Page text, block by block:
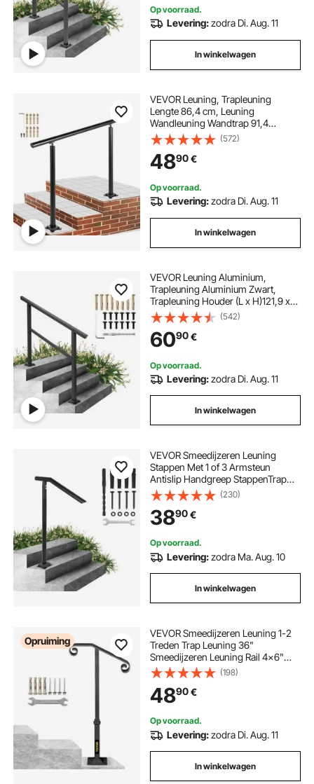
Op voorraad.
Levering:zodra Di. Aug. 11
In winkelwagen
VEVOR Leuning, Trapleuning
Lengte 86,4 cm, Leuning
Wandleuning Wandtrap 91,4
cm,Trapleuning Hoogte, Roestvrij
Staal met Metalen Pluggen, Banister
Rail Support Kit Gepolijst RVS Voor
Binnen en Buiten
(572)
4890€
Op voorraad.
Levering:zodra Di. Aug. 11
In winkelwagen
VEVOR Leuning Aluminium,
Trapleuning Aluminium Zwart,
Trapleuning Houder (L x H)121,9 x
90,2 cm, Leuningset Van
Aluminiumlegering Worden
Gebruikt Voor Het Buitentuinen,
Woongebouwen, Bedrijven, Hotels
(542)
6090€
Op voorraad.
Levering:zodra Di. Aug. 11
In winkelwagen
VEVOR Smeedijzeren Leuning
Stappen Met 1 of 3 Armsteun
Antislip Handgreep StappenTrap
Leuning Windtrap Leuning
Smeedijzeren Leuning Het is zeer
geschikt voor gebruik in
woongebouwen/tuinen en hotels
(230)
3890€
Op voorraad.
Levering:zodra Ma. Aug. 10
In winkelwagen
Opruiming
VEVOR Smeedijzeren Leuning 1-2
Treden Trap Leuning 36"
Smeedijzeren Leuning Rail 4x6"
Basisplaat Outdoor Indoor
Universele Trapleuning voor
Tuinen, Woongebouwen,
Commerciële Kantoorgebouwen,
Hotels
(198)
4890€
Op voorraad.
Levering:zodra Di. Aug. 11
In winkelwagen